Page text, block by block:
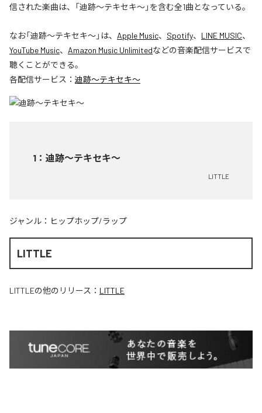
信された楽曲は、「迪跡〜テキセキ〜」を含む全1曲となっている。
なお「迪跡〜テキセキ〜」は、 Apple Music、 Spotify、 LINE MUSIC、
YouTube Music、 Amazon Music Unlimitedなどの音楽配信サービスで
聴くことができる。
各配信サービス： 迪跡〜テキセキ〜
1 ： 迪跡〜テキセキ〜
LITTLE
ジャンル： ヒップホップ/ラップ
LITTLE
LITTLEの他のリリース： LITTLE